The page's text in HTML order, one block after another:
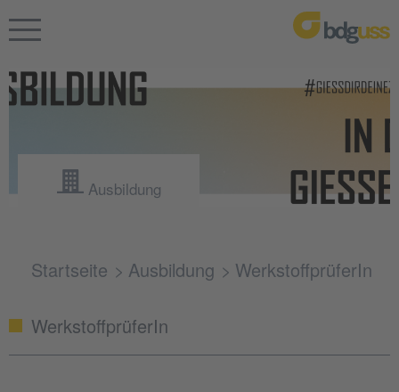
Ausbildung
Startseite Ausbildung WerkstoffprüferIn
WerkstoffprüferIn